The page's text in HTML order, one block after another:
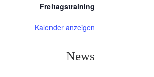
Freitagstraining
Kalender anzeigen
News